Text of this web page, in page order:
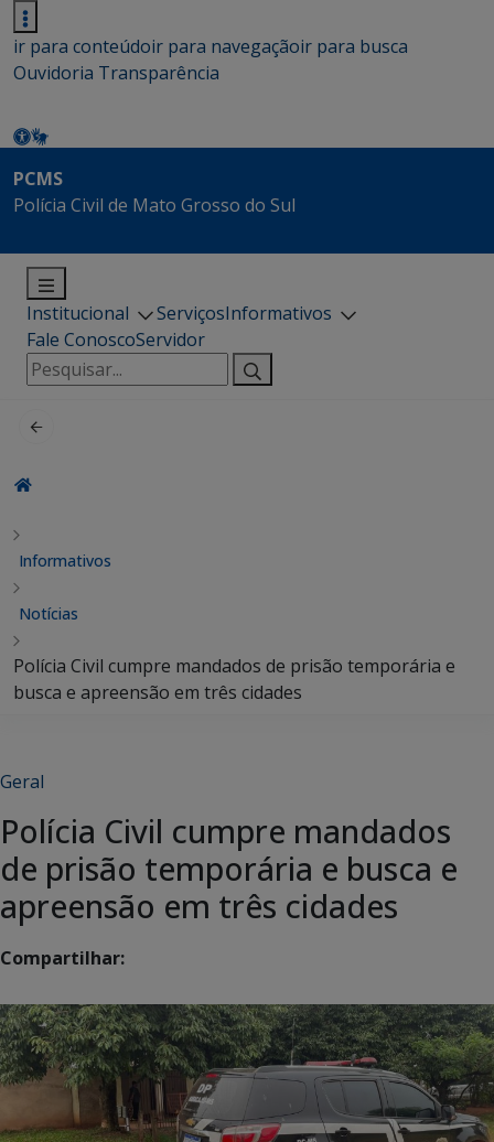
ir para conteúdoir para navegaçãoir para busca
Ouvidoria Transparência
PCMS
Polícia Civil de Mato Grosso do Sul
Institucional ServiçosInformativos
Fale ConoscoServidor
Pesquisar
por:
Informativos
Notícias
Polícia Civil cumpre mandados de prisão temporária e
busca e apreensão em três cidades
Geral
Polícia Civil cumpre mandados
de prisão temporária e busca e
apreensão em três cidades
Compartilhar: